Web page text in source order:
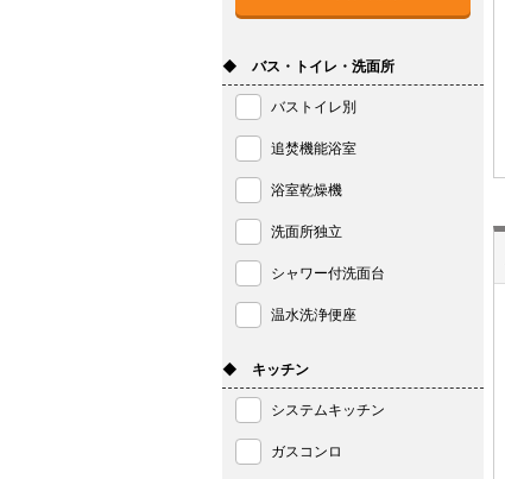
◆ バス・トイレ・洗面所
バストイレ別
追焚機能浴室
浴室乾燥機
洗面所独立
シャワー付洗面台
温水洗浄便座
◆ キッチン
システムキッチン
ガスコンロ